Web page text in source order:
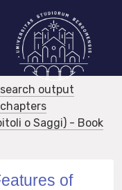
output
o Saggi) - Book
of